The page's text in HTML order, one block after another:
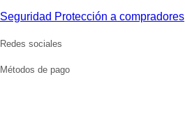
Seguridad Protección a compradores
Redes sociales
Métodos de pago